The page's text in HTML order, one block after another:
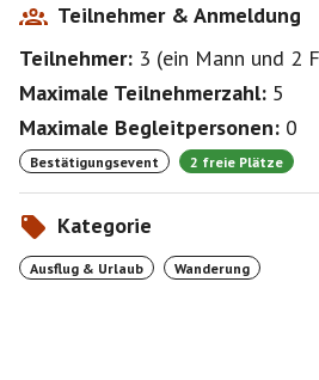
Teilnehmer & Anmeldung
Teilnehmer: 3 (ein Mann und 2
Maximale Teilnehmerzahl: 5
Maximale Begleitpersonen: 0
Bestätigungsevent 2 freie Plätze
Kategorie
Ausflug & Urlaub Wanderung